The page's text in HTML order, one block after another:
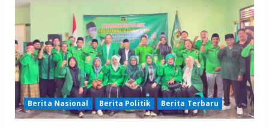
Berita Nasional Berita Politik Berita Terbaru